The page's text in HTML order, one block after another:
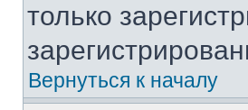
только
Вернуться к началу